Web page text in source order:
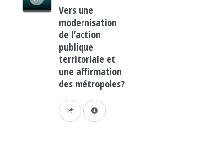
Vers une
modernisation
de l’action
publique
territoriale et
une affirmation
des métropoles?